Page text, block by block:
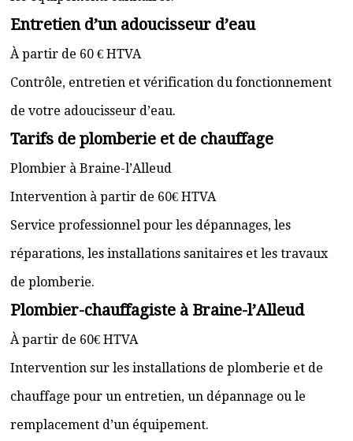
Entretien d’un adoucisseur d’eau
À partir de 60 € HTVA
Contrôle, entretien et vérification du fonctionnement
de votre adoucisseur d’eau.
Tarifs de plomberie et de chauffage
Plombier à Braine-l’Alleud
Intervention à partir de 60€ HTVA
Service professionnel pour les dépannages, les
réparations, les installations sanitaires et les travaux
de plomberie.
Plombier-chauffagiste à Braine-l’Alleud
À partir de 60€ HTVA
Intervention sur les installations de plomberie et de
chauffage pour un entretien, un dépannage ou le
remplacement d’un équipement.